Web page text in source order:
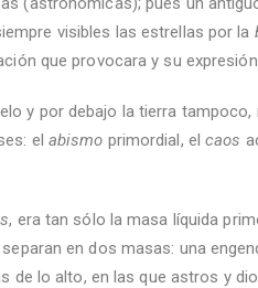
visibles las estrellas por la
que provocara y su
y por debajo la tierra tampoco,
el abismo primordial, elcaos
, era tan sólo la masa líquida
en dos masas: una
de lo alto, en las que astros y